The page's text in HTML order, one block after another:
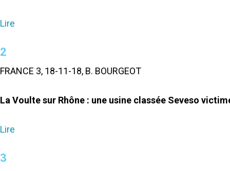
Lire
2
FRANCE 3, 18-11-18, B. BOURGEOT
La Voulte sur Rhône : une usine classée Seveso
Lire
3